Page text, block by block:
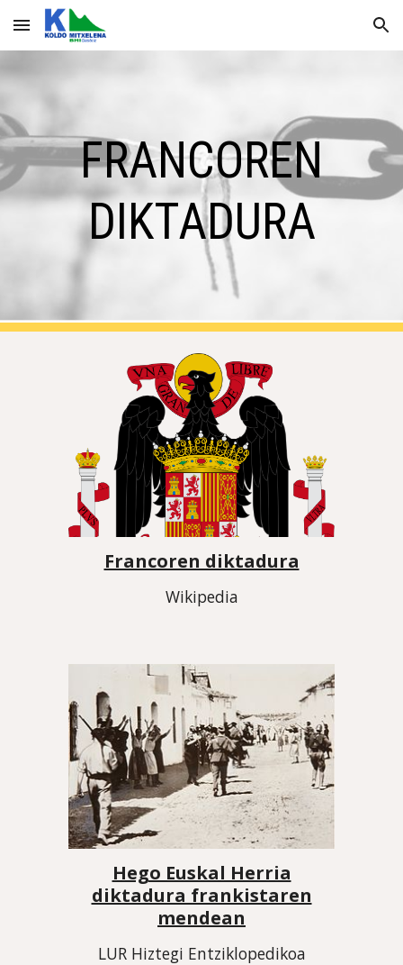
Skip to main content Skip to navigation
FRANCOREN
DIKTADURA
Francoren diktadura
Wikipedia
Hego Euskal Herria
diktadura frankistaren
mendean
LUR Hiztegi Entziklopedikoa